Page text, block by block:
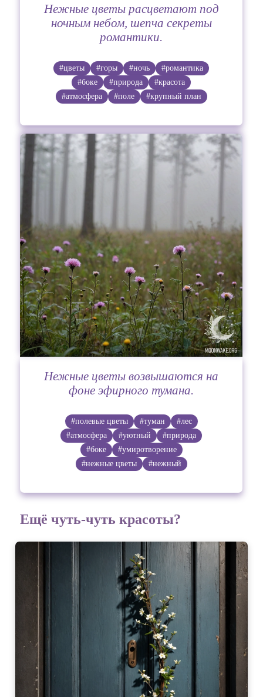
Нежные цветы расцветают под
ночным небом, шепча секреты
романтики.
#цветы #горы #ночь
#романтика
#боке
#природа
#красота
#атмосфера
#поле #крупный план
Нежные цветы возвышаются на
фоне эфирного тумана.
#полевые цветы #туман
#лес
#атмосфера
#уютный
#природа
#боке
#умиротворение
#нежные цветы
#нежный
Ещё чуть-чуть красоты?